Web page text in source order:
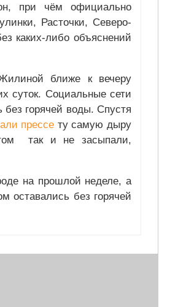
при чём официально
Расточки, Северо-
каких-либо объяснений
ближе к вечеру
суток. Социальные сети
горячей воды. Спустя
прессе ту самую дыру
так и не засыпали,
на прошлой неделе, а
оставались без горячей